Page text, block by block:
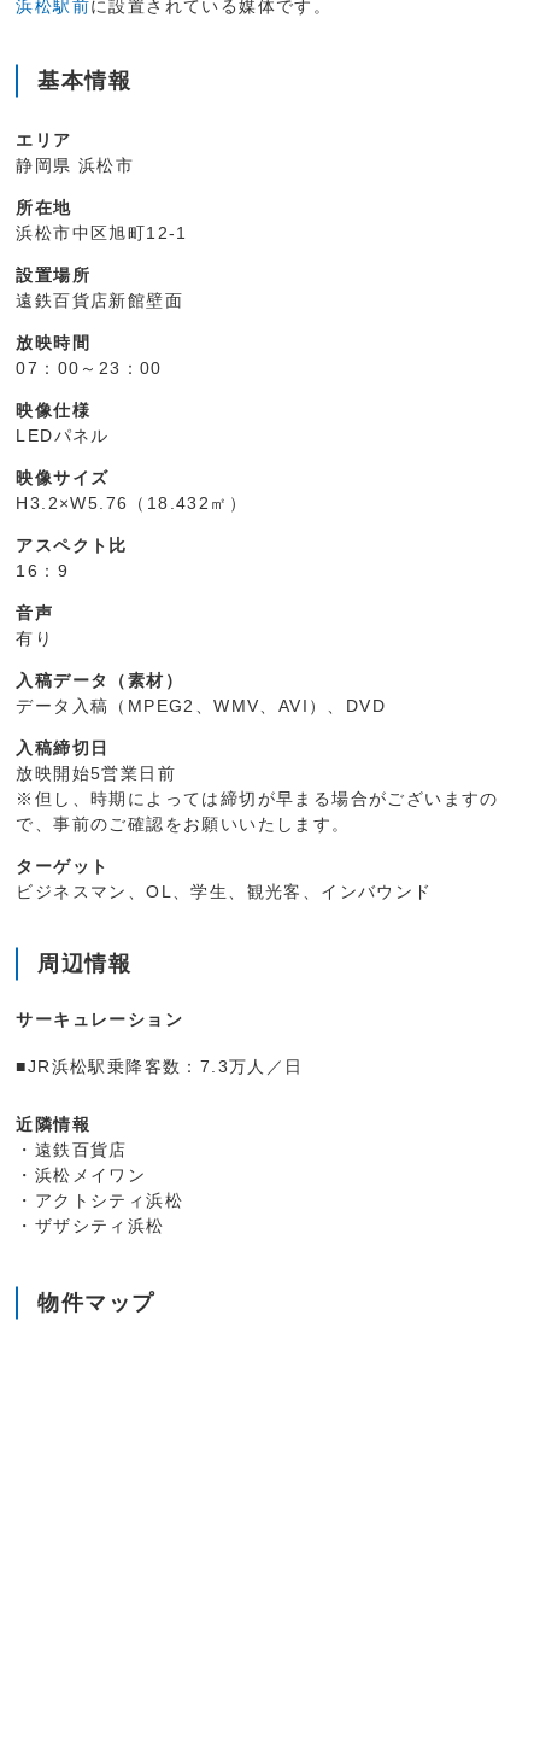
浜松駅前に設置されている媒体です。
基本情報
エリア
静岡県 浜松市
所在地
浜松市中区旭町12-1
設置場所
遠鉄百貨店新館壁面
放映時間
07：00～23：00
映像仕様
LEDパネル
映像サイズ
H3.2×W5.76（18.432㎡）
アスペクト比
16：9
音声
有り
入稿データ（素材）
データ入稿（MPEG2、WMV、AVI）、DVD
入稿締切日
放映開始5営業日前
※但し、時期によっては締切が早まる場合がございますの
で、事前のご確認をお願いいたします。
ターゲット
ビジネスマン、OL、学生、観光客、インバウンド
周辺情報
サーキュレーション
■JR浜松駅乗降客数：7.3万人／日
近隣情報
・遠鉄百貨店
・浜松メイワン
・アクトシティ浜松
・ザザシティ浜松
物件マップ